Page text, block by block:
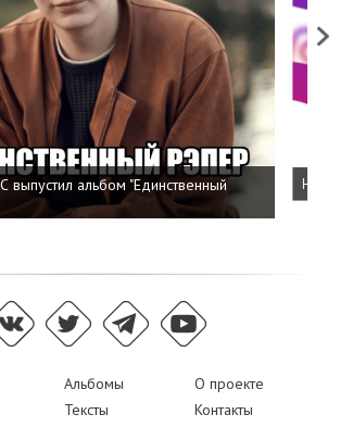
выпустил альбом "Единственный
Next
Альбомы
О проекте
Тексты
Контакты